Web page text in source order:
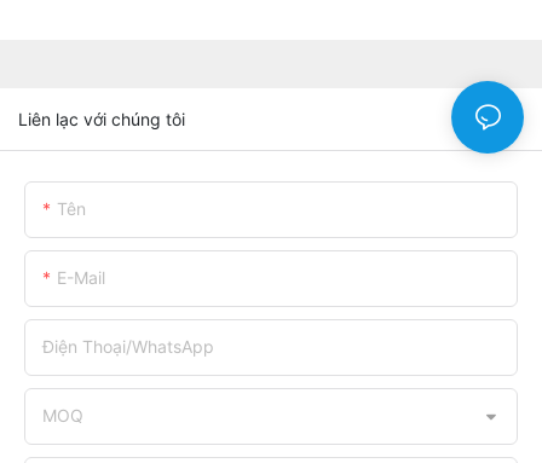
Liên lạc với chúng tôi
Tên
E-Mail
Điện Thoại/WhatsApp
MOQ